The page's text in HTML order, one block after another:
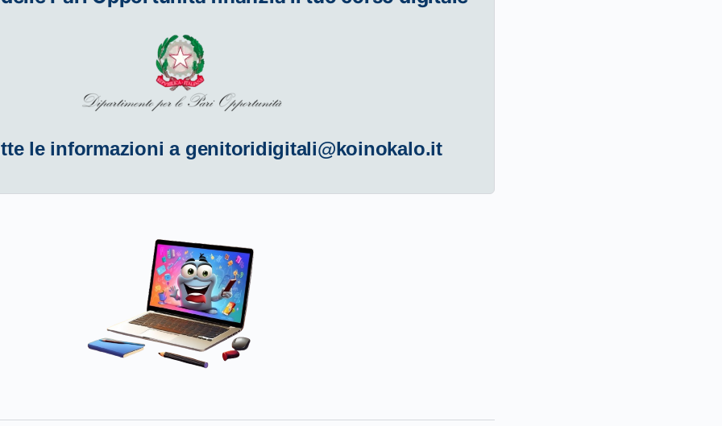
le informazioni a genitoridigitali@koinokalo.it